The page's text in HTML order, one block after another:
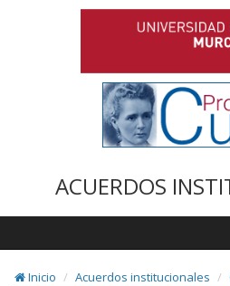
ACUERDOS
Inicio
Acuerdos institucionales